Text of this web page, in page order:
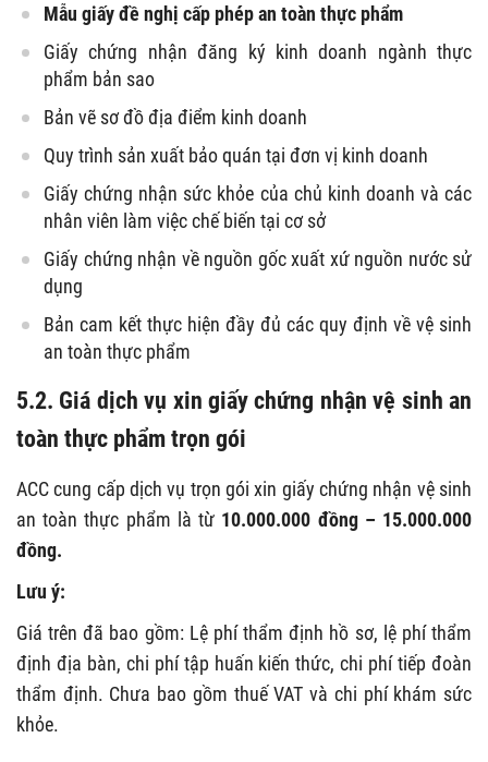
Mẫu giấy đề nghị cấp phép an toàn thực phẩm
Giấy chứng nhận đăng ký kinh doanh ngành thực
phẩm bản sao
Bản vẽ sơ đồ địa điểm kinh doanh
Quy trình sản xuất bảo quán tại đơn vị kinh doanh
Giấy chứng nhận sức khỏe của chủ kinh doanh và các
nhân viên làm việc chế biến tại cơ sở
Giấy chứng nhận về nguồn gốc xuất xứ nguồn nước sử
dụng
Bản cam kết thực hiện đầy đủ các quy định về vệ sinh
an toàn thực phẩm
5.2. Giá dịch vụ xin giấy chứng nhận vệ sinh an
toàn thực phẩm trọn gói
ACC cung cấp dịch vụ trọn gói xin giấy chứng nhận vệ sinh
an toàn thực phẩm là từ 10.000.000 đồng – 15.000.000
đồng.
Lưu ý:
Giá trên đã bao gồm: Lệ phí thẩm định hồ sơ, lệ phí thẩm
định địa bàn, chi phí tập huấn kiến thức, chi phí tiếp đoàn
thẩm định. Chưa bao gồm thuế VAT và chi phí khám sức
khỏe.